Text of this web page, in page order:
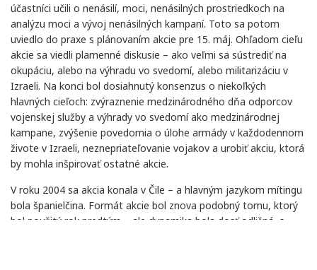
účastníci učili o nenásilí, moci, nenásilných prostriedkoch na
analýzu moci a vývoj nenásilných kampaní. Toto sa potom
uviedlo do praxe s plánovaním akcie pre 15. máj. Ohľadom cieľu
akcie sa viedli plamenné diskusie – ako veľmi sa sústrediť na
okupáciu, alebo na výhradu vo svedomí, alebo militarizáciu v
Izraeli. Na konci bol dosiahnutý konsenzus o niekoľkých
hlavných cieľoch: zvýraznenie medzinárodného dňa odporcov
vojenskej služby a výhrady vo svedomí ako medzinárodnej
kampane, zvýšenie povedomia o úlohe armády v každodennom
živote v Izraeli, neznepriateľovanie vojakov a urobiť akciu, ktorá
by mohla inšpirovať ostatné akcie.
V roku 2004 sa akcia konala v Čile – a hlavným jazykom mítingu
bola španielčina. Formát akcie bol znova podobný tomu, ktorý
bol použitý rok predtým – ale dynamika bola dosť odlišná, s